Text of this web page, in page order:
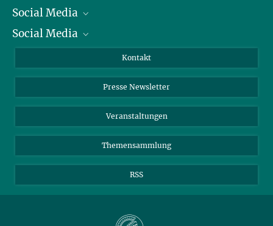
Präsident
Zahlen und Fakten
Social Media
Bluesky
TikTok
Social Media
Instagram
YouTube
Kontakt
Presse Newsletter
Veranstaltungen
Themensammlung
RSS